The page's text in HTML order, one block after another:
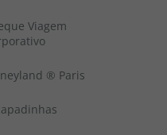
Viagem
® Paris